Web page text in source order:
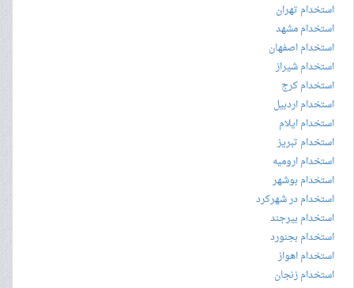
استخدام تهران
استخدام مشهد
استخدام اصفهان
استخدام شیراز
استخدام کرج
استخدام اردبیل
استخدام ایلام
استخدام تبریز
استخدام ارومیه
استخدام بوشهر
استخدام در شهرکرد
استخدام بیرجند
استخدام بجنورد
استخدام اهواز
استخدام زنجان